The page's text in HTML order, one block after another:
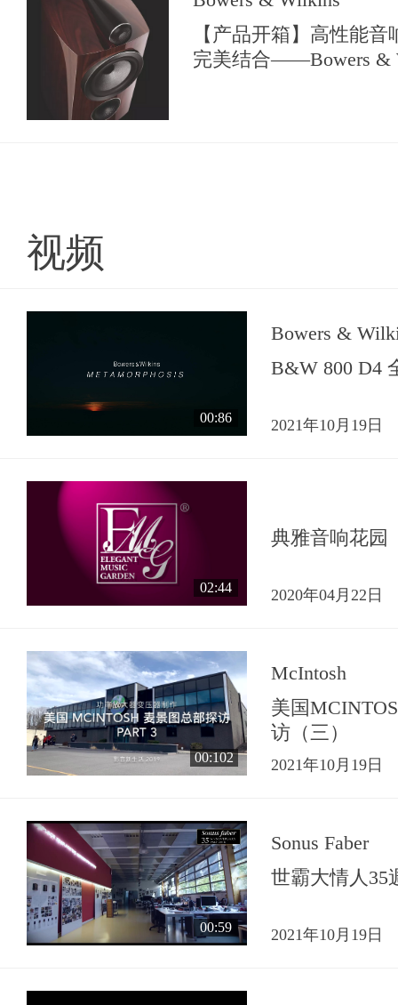
【产品开箱】高性能
完美结合——Bowers &
视频
00:86
Bowers &
B&W 800 D4
2021年10月19日
02:44
典雅音响花园
2020年04月22日
00:102
McIntosh
美国
访（三）
2021年10月19日
00:59
Sonus Faber
世霸大情人35
2021年10月19日